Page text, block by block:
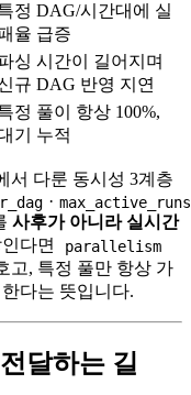
정 DAG/시간대에 실
율 급증
싱 시간이 길어지며
규 DAG 반영 지연
정 풀이 항상 100%,
기 누적
서 다룬 동시성 3계층
·
사후가 아니라 실시간
다면 parallelism
고, 특정 풀만 항상 가
다는 뜻입니다.
달하는 길